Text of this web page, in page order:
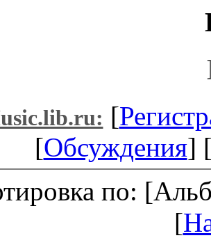
[
[Обсуждения]
по:
[